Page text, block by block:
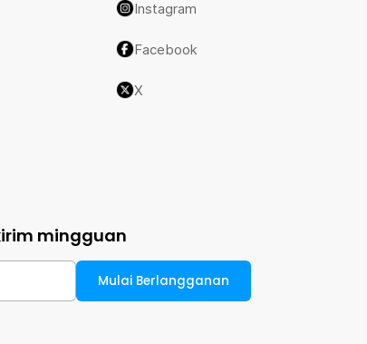
Instagram
Facebook
X
mingguan
Mulai Berlangganan